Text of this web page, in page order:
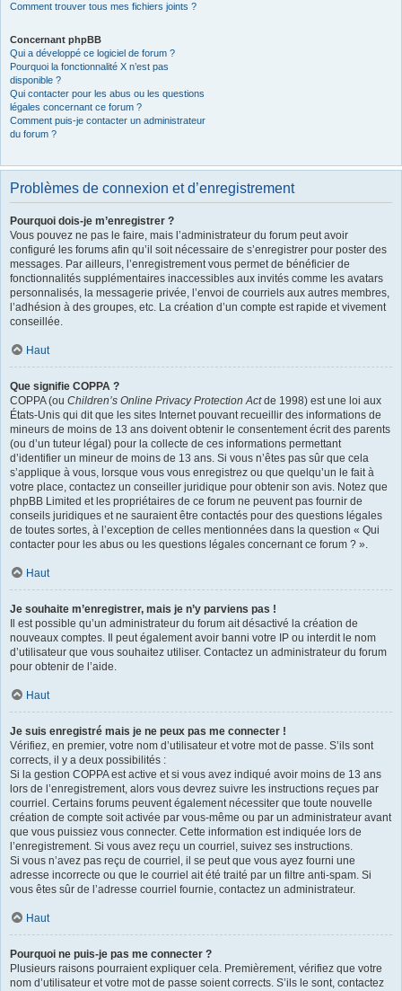
Comment trouver tous mes fichiers joints ?
Concernant phpBB
Qui a développé ce logiciel de forum ?
Pourquoi la fonctionnalité X n’est pas
disponible ?
Qui contacter pour les abus ou les questions
légales concernant ce forum ?
Comment puis-je contacter un administrateur
du forum ?
Problèmes de connexion et d’enregistrement
Pourquoi dois-je m’enregistrer ?
Vous pouvez ne pas le faire, mais l’administrateur du forum peut avoir
configuré les forums afin qu’il soit nécessaire de s’enregistrer pour poster des
messages. Par ailleurs, l’enregistrement vous permet de bénéficier de
fonctionnalités supplémentaires inaccessibles aux invités comme les avatars
personnalisés, la messagerie privée, l’envoi de courriels aux autres membres,
l’adhésion à des groupes, etc. La création d’un compte est rapide et vivement
conseillée.
Haut
Que signifie COPPA ?
COPPA (ou Children’s Online Privacy Protection Actde 1998) est une loi aux
États-Unis qui dit que les sites Internet pouvant recueillir des informations de
mineurs de moins de 13 ans doivent obtenir le consentement écrit des parents
(ou d’un tuteur légal) pour la collecte de ces informations permettant
d’identifier un mineur de moins de 13 ans. Si vous n’êtes pas sûr que cela
s’applique à vous, lorsque vous vous enregistrez ou que quelqu’un le fait à
votre place, contactez un conseiller juridique pour obtenir son avis. Notez que
phpBB Limited et les propriétaires de ce forum ne peuvent pas fournir de
conseils juridiques et ne sauraient être contactés pour des questions légales
de toutes sortes, à l’exception de celles mentionnées dans la question « Qui
contacter pour les abus ou les questions légales concernant ce forum ? ».
Haut
Je souhaite m’enregistrer, mais je n’y parviens pas !
Il est possible qu’un administrateur du forum ait désactivé la création de
nouveaux comptes. Il peut également avoir banni votre IP ou interdit le nom
d’utilisateur que vous souhaitez utiliser. Contactez un administrateur du forum
pour obtenir de l’aide.
Haut
Je suis enregistré mais je ne peux pas me connecter !
Vérifiez, en premier, votre nom d’utilisateur et votre mot de passe. S’ils sont
corrects, il y a deux possibilités :
Si la gestion COPPA est active et si vous avez indiqué avoir moins de 13 ans
lors de l’enregistrement, alors vous devrez suivre les instructions reçues par
courriel. Certains forums peuvent également nécessiter que toute nouvelle
création de compte soit activée par vous-même ou par un administrateur avant
que vous puissiez vous connecter. Cette information est indiquée lors de
l’enregistrement. Si vous avez reçu un courriel, suivez ses instructions.
Si vous n’avez pas reçu de courriel, il se peut que vous ayez fourni une
adresse incorrecte ou que le courriel ait été traité par un filtre anti-spam. Si
vous êtes sûr de l’adresse courriel fournie, contactez un administrateur.
Haut
Pourquoi ne puis-je pas me connecter ?
Plusieurs raisons pourraient expliquer cela. Premièrement, vérifiez que votre
nom d’utilisateur et votre mot de passe soient corrects. S’ils le sont, contactez